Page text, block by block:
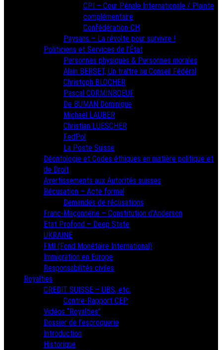
CPI – Cour Pénale Internationale / Plainte
complémentaire
Confédération-CH
Paysans – La révolte pour survivre !
Politiciens et Services de l’État
Personnes physiques & Personnes morales
Alain BERSET, Un traître au Conseil Fédéral
Christoph BLOCHER
Pascal CORMINBOEUF
De BUMAN Dominique
Michael LAUBER
Christian LUESCHER
FedPol
La Poste Suisse
Déontologie et Codes éthiques en matière politique et
de Droit
Avertissements aux Autorités suisses
Récusation – Acte formel
Demandes de récusations
Franc-Maçonnerie – Constitution d’Anderson
Etat Profond – Deep State
UKRAINE
FMI (Fond Monétaire International)
Immigration en Europe
Responsabilités civiles
Royalties
CREDIT SUISSE – UBS, etc.
Contre-Rapport CEP
Vidéos “Royalties”
Dossier de l’escroquerie
Introduction
Historique